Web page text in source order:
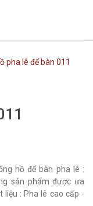
pha lê để bàn 011
hồ để bàn pha lê :
sản phẩm được ưa
: Pha lê cao cấp -